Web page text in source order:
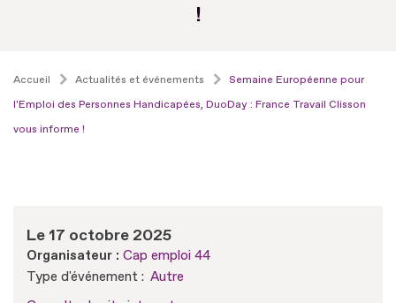
!
Accueil Actualités et événements
Semaine Européenne pour
l'Emploi des Personnes Handicapées, DuoDay : France Travail Clisson
vous informe !
Le 17 octobre 2025
Organisateur : Cap emploi 44
Type d'événement : Autre